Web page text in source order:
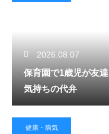
2026.08.07
保育園で1歳児が友
気持ちの代弁
健康・病気